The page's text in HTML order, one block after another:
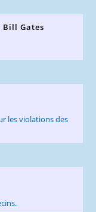
Bill Gates